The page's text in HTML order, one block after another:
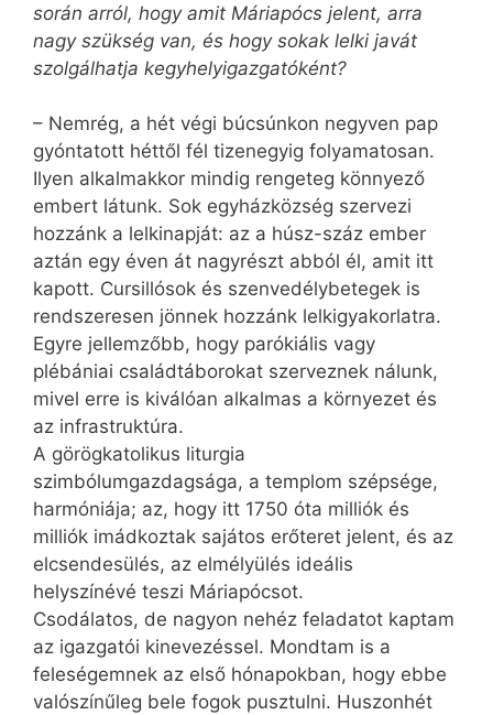
során arról, hogy amit Máriapócs jelent, arra
nagy szükség van, és hogy sokak lelki javát
szolgálhatja kegyhelyigazgatóként?
– Nemrég, a hét végi búcsúnkon negyven pap
gyóntatott héttől fél tizenegyig folyamatosan.
Ilyen alkalmakkor mindig rengeteg könnyező
embert látunk. Sok egyházközség szervezi
hozzánk a lelkinapját: az a húsz-száz ember
aztán egy éven át nagyrészt abból él, amit itt
kapott. Cursillósok és szenvedélybetegek is
rendszeresen jönnek hozzánk lelkigyakorlatra.
Egyre jellemzőbb, hogy parókiális vagy
plébániai család­táborokat szerveznek nálunk,
mivel erre is kiválóan alkalmas a környezet és
az infrastruktúra.
A görögkatolikus liturgia
szimbólumgazdagsága, a templom szépsége,
harmóniája; az, hogy itt 1750 óta milliók és
milliók imádkoztak sajátos erőteret jelent, és az
elcsendesülés, az elmélyülés ideális
helyszínévé teszi Máriapócsot.
Csodálatos, de nagyon nehéz fel­adatot kaptam
az igazgatói kinevezéssel. Mondtam is a
feleségemnek az első hónapokban, hogy ebbe
valószínűleg bele fogok pusztulni. Huszonhét